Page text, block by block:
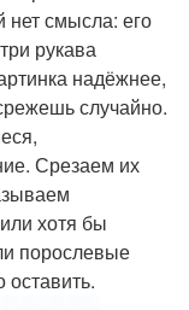
нет смысла: его
рукава
надёжнее,
случайно.
Срезаем их
хотя бы
порослевые